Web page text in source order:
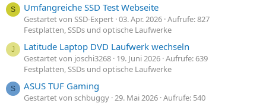
S Umfangreiche SSD Test Webseite
Gestartet von SSD-Expert 03. Apr. 2026 Aufrufe: 827
Festplatten, SSDs und optische Laufwerke
J Latitude Laptop DVD Laufwerk wechseln
Gestartet von joschi3268 19. Juni 2026 Aufrufe: 639
Festplatten, SSDs und optische Laufwerke
S ASUS TUF Gaming
Gestartet von schbuggy 29. Mai 2026 Aufrufe: 540